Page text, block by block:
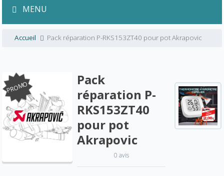
MENU
Accueil Pack réparation P-RKS153ZT40 pour pot Akrapovic
PROMO
Pack
réparation P-
RKS153ZT40
pour pot
Akrapovic
0 avis